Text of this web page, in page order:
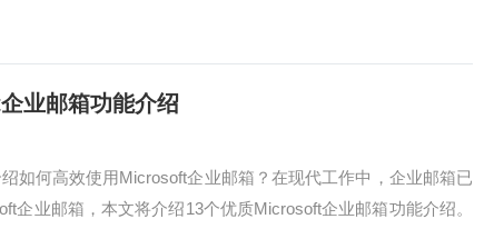
业邮箱功能介绍
如何高效使用Microsoft企业邮箱？在现代工作中，企业邮箱已
业邮箱，本文将介绍13个优质Microsoft企业邮箱功能介绍。